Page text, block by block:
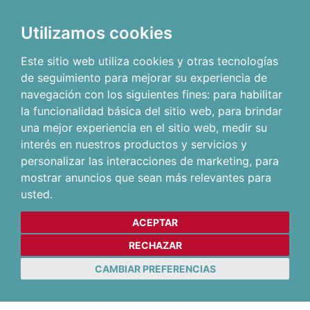
Utilizamos cookies
Este sitio web utiliza cookies y otras tecnologías
de seguimiento para mejorar su experiencia de
navegación con los siguientes fines: para habilitar
la funcionalidad básica del sitio web, para brindar
una mejor experiencia en el sitio web, medir su
interés en nuestros productos y servicios y
personalizar las interacciones de marketing, para
mostrar anuncios que sean más relevantes para
usted.
ACEPTAR
RECHAZAR
CAMBIAR PREFERENCIAS